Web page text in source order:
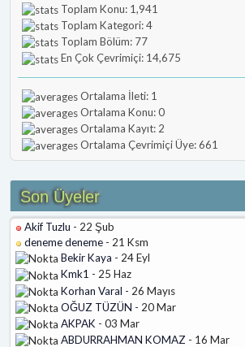
Toplam Konu: 1,941
Toplam Kategori: 4
Toplam Bölüm: 77
En Çok Çevrimiçi: 14,675
Ortalama İleti: 1
Ortalama Konu: 0
Ortalama Kayıt: 2
Ortalama Çevrimiçi Üye: 661
Son Üyeler
Akif Tuzlu - 22 Şub
deneme deneme - 21 Ksm
Bekir Kaya - 24 Eyl
Kmk1 - 25 Haz
Korhan Varal - 26 Mayıs
OĞUZ TÜZÜN - 20 Mar
AKPAK - 03 Mar
ABDURRAHMAN KOMAZ - 16 Mar